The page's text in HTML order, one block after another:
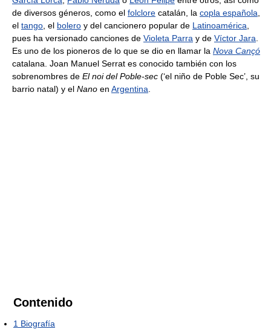
de diversos géneros, como el folclore catalán, la copla española
el tango , el bolero y del cancionero popular de Latinoamérica
pues ha versionado canciones de Violeta Parra y de Víctor Jara
Es uno de los pioneros de lo que se dio en llamar la Nova Cançó
catalana. Joan Manuel Serrat es conocido también con los
sobrenombres de El noi del Poble-sec (‘el niño de Poble Sec’, su
barrio natal) y el Nano en Argentina
Contenido
1 Biografía